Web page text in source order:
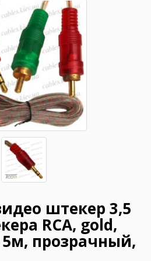
штекер 3,5
RCA, gold,
прозрачный,